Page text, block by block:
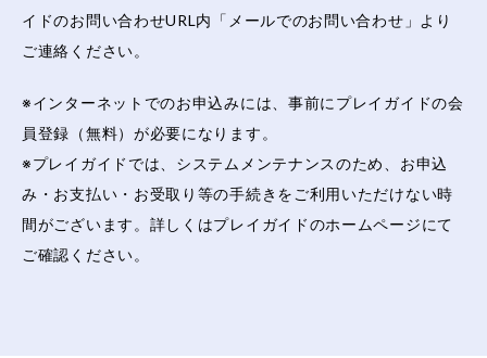
イドのお問い合わせURL内「メールでのお問い合わせ」より
ご連絡ください。
※インターネットでのお申込みには、事前にプレイガイドの会
員登録（無料）が必要になります。
※プレイガイドでは、システムメンテナンスのため、お申込
み・お支払い・お受取り等の手続きをご利用いただけない時
間がございます。詳しくはプレイガイドのホームページにて
ご確認ください。